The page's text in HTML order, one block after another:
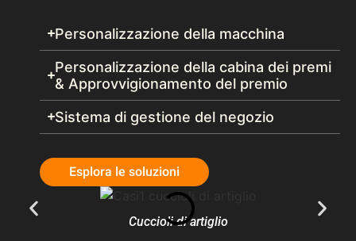
Personalizzazione della macchina
Personalizzazione della cabina dei premi
& Approvvigionamento del premio
Sistema di gestione del negozio
Esplora le soluzioni
Cuccioli di artiglio